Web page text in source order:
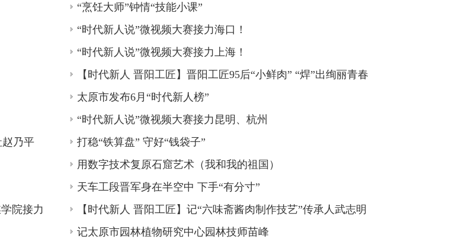
新时代，新思想，需要“新人类”。这个“新人类”就是用习近平新时代中国特色社会主义思想
武装起来的“时代新人”。培育时代新人，首先是新时代的政治动员、政治行动。
“时代新人说—将改革开放进行到底”宣讲活动军人专场举行
活动中，太重青年工人苏小宇、太原刑事技术警察任飞等6位时代新人优秀宣讲者先后讲述
了自己的奋斗故事
太原“时代新人说”大型讲述活动第二季启动
昨日是第十九个中国记者节。在这个特殊的节日，由市委宣传部主办，市新闻工作者协会、
太原发布11月“时代新人榜” 10位时代新人上榜
11月8日上午，在庆祝第十九届记者节活动现场，太原市11月“时代新人榜”发布，10位坚守
“烹饪大师”钟情“技能小课”
“时代新人说”微视频大赛接力海口！
“时代新人说”微视频大赛接力上海！
【时代新人 晋阳工匠】晋阳工匠95后“小鲜肉” “焊”出绚丽青春
太原市发布6月“时代新人榜”
“时代新人说”微视频大赛接力昆明、杭州
乃平
打稳“铁算盘” 守好“钱袋子”
用数字技术复原石窟艺术（我和我的祖国）
天车工段晋军身在半空中 下手“有分寸”
院接力
【时代新人 晋阳工匠】记“六味斋酱肉制作技艺”传承人武志明
记太原市园林植物研究中心园林技师苗峰